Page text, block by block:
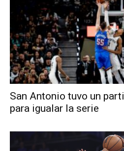
San Antonio tuvo un
para igualar la serie